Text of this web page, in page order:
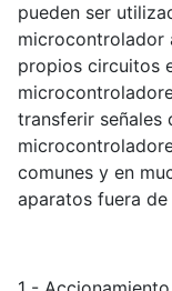
pueden ser
microcontrolador
propios circuitos
transferir señales
comunes y en
aparatos fuera de